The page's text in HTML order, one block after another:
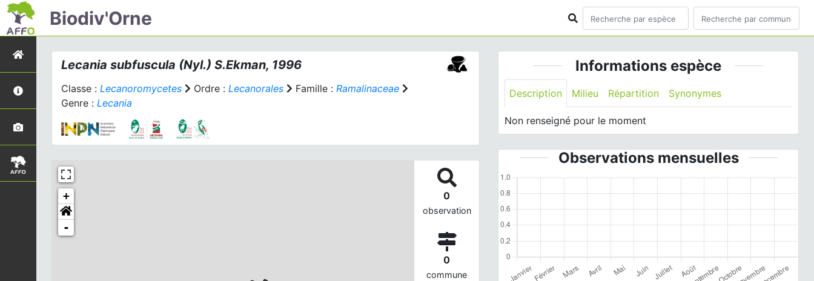
Biodiv'Orne
Lecania subfuscula (Nyl.) S.Ekman, 1996
Classe : Lecanoromycetes Ordre : Lecanorales Famille : Ramalinaceae
Genre : Lecania
+
-
0
observation
0
commune
Informations espèce
Description Milieu Répartition Synonymes
Non renseigné pour le moment
Observations mensuelles